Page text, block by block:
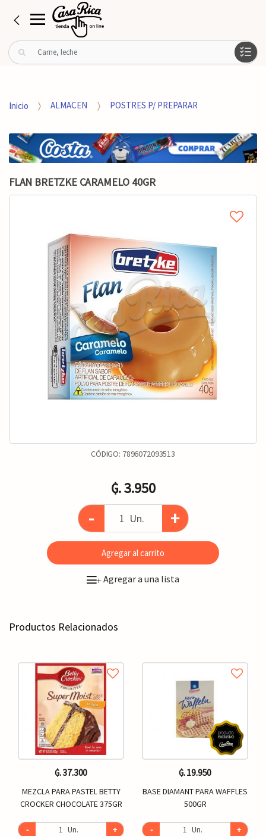
B
u
r
o
r
:
Inicio ALMACEN POSTRES P/ PREPARAR
FLAN BRETZKE CARAMELO 40GR
CÓDIGO: 7896072093513
₲. 3.950
- Un. +
Agregar al carrito
+Agregar a una lista
Productos Relacionados
₲. 37.300
MEZCLA PARA PASTEL BETTY
CROCKER CHOCOLATE 375GR
- Un. +
₲. 19.950
BASE DIAMANT PARA WAFFLES
500GR
- Un. +